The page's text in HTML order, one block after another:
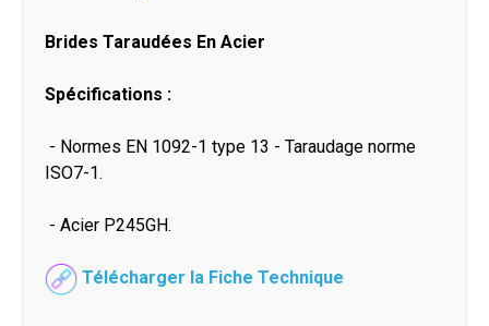
Brides Taraudées En Acier
Spécifications :
- Normes EN 1092-1 type 13 - Taraudage norme
ISO7-1.
- Acier P245GH.
Télécharger la Fiche Technique